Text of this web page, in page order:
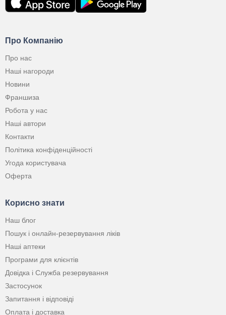
Про Компанію
Про нас
Наші нагороди
Новини
Франшиза
Робота у нас
Наші автори
Контакти
Політика конфіденційності
Угода користувача
Оферта
Корисно знати
Наш блог
Пошук і онлайн-резервування ліків
Наші аптеки
Програми для клієнтів
Довідка і Служба резервування
Застосунок
Запитання і відповіді
Оплата і доставка